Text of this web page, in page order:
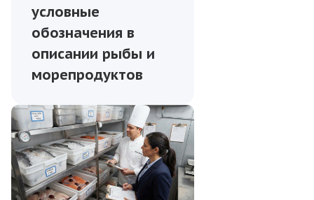
условные
обозначения в
описании рыбы и
морепродуктов